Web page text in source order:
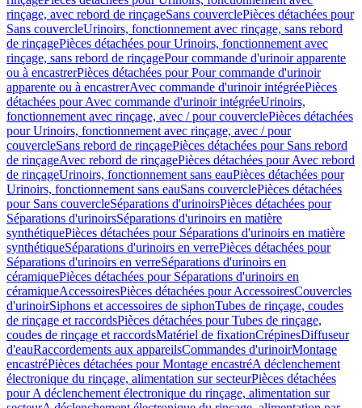
rinçage, avec rebord de rinçageSans couverclePièces détachées pour
Sans couvercleUrinoirs, fonctionnement avec rinçage, sans rebord
de rinçagePièces détachées pour Urinoirs, fonctionnement avec
rinçage, sans rebord de rinçagePour commande d'urinoir apparente
ou à encastrerPièces détachées pour Pour commande d'urinoir
apparente ou à encastrerAvec commande d'urinoir intégréePièces
détachées pour Avec commande d'urinoir intégréeUrinoirs,
fonctionnement avec rinçage, avec / pour couverclePièces détachées
pour Urinoirs, fonctionnement avec rinçage, avec / pour
couvercleSans rebord de rinçagePièces détachées pour Sans rebord
de rinçageAvec rebord de rinçagePièces détachées pour Avec rebord
de rinçageUrinoirs, fonctionnement sans eauPièces détachées pour
Urinoirs, fonctionnement sans eauSans couverclePièces détachées
pour Sans couvercleSéparations d'urinoirsPièces détachées pour
Séparations d'urinoirsSéparations d'urinoirs en matière
synthétiquePièces détachées pour Séparations d'urinoirs en matière
synthétiqueSéparations d'urinoirs en verrePièces détachées pour
Séparations d'urinoirs en verreSéparations d'urinoirs en
céramiquePièces détachées pour Séparations d'urinoirs en
céramiqueAccessoiresPièces détachées pour AccessoiresCouvercles
d'urinoirSiphons et accessoires de siphonTubes de rinçage, coudes
de rinçage et raccordsPièces détachées pour Tubes de rinçage,
coudes de rinçage et raccordsMatériel de fixationCrépinesDiffuseur
d'eauRaccordements aux appareilsCommandes d'urinoirMontage
encastréPièces détachées pour Montage encastréA déclenchement
électronique du rinçage, alimentation sur secteurPièces détachées
pour A déclenchement électronique du rinçage, alimentation sur